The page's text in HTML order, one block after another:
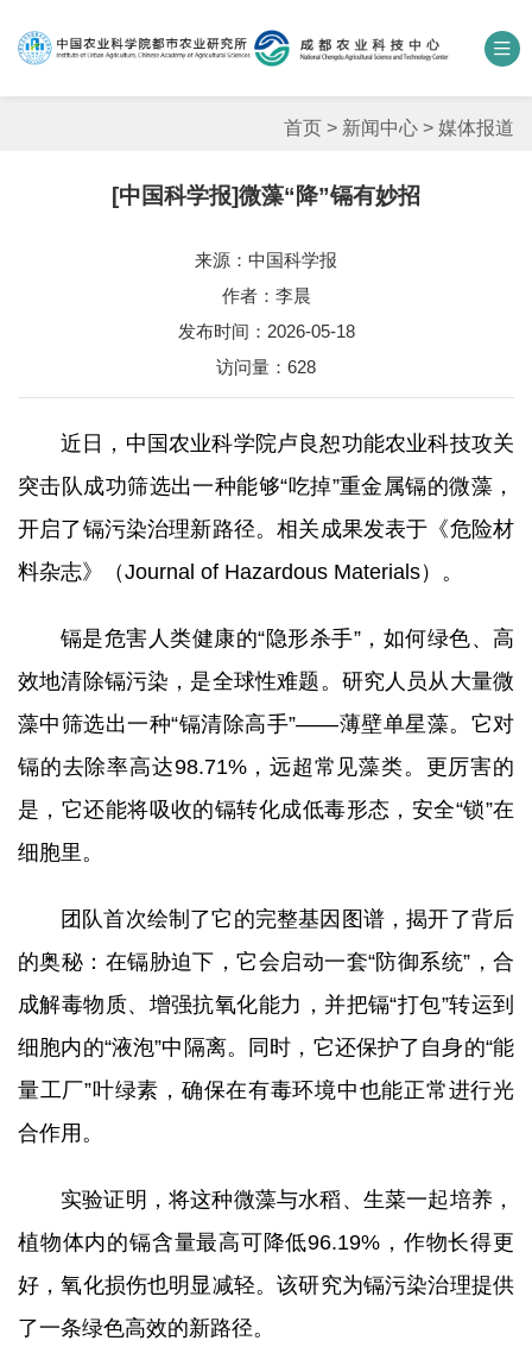
中国农业科学院 科研期刊
平台基地
研究生培养
成果转化
党建文化
园区服务
首页 > 新闻中心 > 媒体报道
[中国科学报]微藻“降”镉有妙招
来源：中国科学报
作者：李晨
发布时间：2026-05-18
访问量： 628
近日，中国农业科学院卢良恕功能农业科技攻关
突击队成功筛选出一种能够“吃掉”重金属镉的微藻，
开启了镉污染治理新路径。相关成果发表于《危险材
料杂志》（Journal of Hazardous Materials）。
镉是危害人类健康的“隐形杀手”，如何绿色、高
效地清除镉污染，是全球性难题。研究人员从大量微
藻中筛选出一种“镉清除高手”——薄壁单星藻。它对
镉的去除率高达98.71%，远超常见藻类。更厉害的
是，它还能将吸收的镉转化成低毒形态，安全“锁”在
细胞里。
团队首次绘制了它的完整基因图谱，揭开了背后
的奥秘：在镉胁迫下，它会启动一套“防御系统”，合
成解毒物质、增强抗氧化能力，并把镉“打包”转运到
细胞内的“液泡”中隔离。同时，它还保护了自身的“能
量工厂”叶绿素，确保在有毒环境中也能正常进行光
合作用。
实验证明，将这种微藻与水稻、生菜一起培养，
植物体内的镉含量最高可降低96.19%，作物长得更
好，氧化损伤也明显减轻。该研究为镉污染治理提供
了一条绿色高效的新路径。